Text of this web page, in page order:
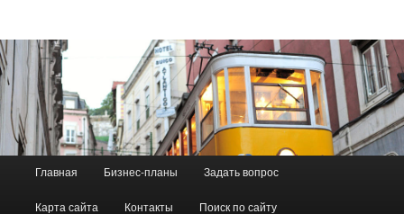
Перейти к основному содержимому
Перейти к дополнительному содержимому
Главная Бизнес-планы Задать вопрос
Карта сайта Контакты Поиск по сайту